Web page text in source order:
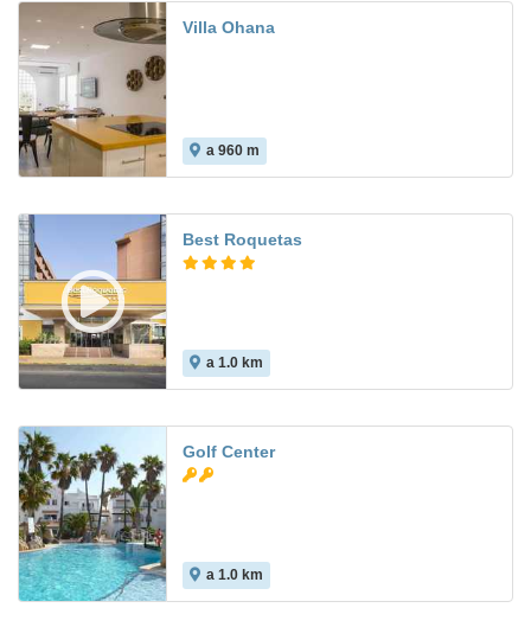
Villa Ohana
a 960 m
Best Roquetas
a 1.0 km
Golf Center
a 1.0 km